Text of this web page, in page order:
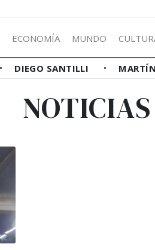
ECONOMÍA MUNDO
DIEGO SANTILLI